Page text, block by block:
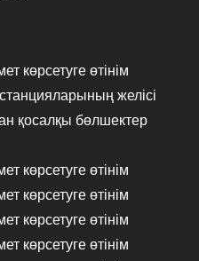
көрсетуге өтінім
желісі
қосалқы бөлшектер
көрсетуге өтінім
көрсетуге өтінім
көрсетуге өтінім
көрсетуге өтінім